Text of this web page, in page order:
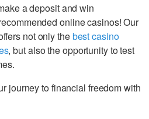
a deposit and win
online casinos! Our
not only thebest casino
, but also the opportunity to test
journey to financial freedom with